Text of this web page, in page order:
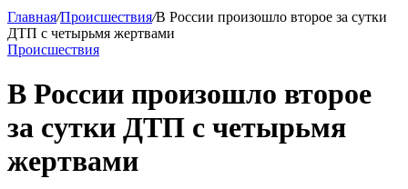
Главная/Происшествия/В России произошло второе за сутки
ДТП с четырьмя жертвами
Происшествия
В России произошло второе
за сутки ДТП с четырьмя
жертвами